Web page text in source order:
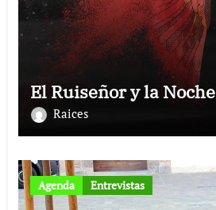
El Ruiseñor y la Noche
Raices
Agenda Entrevistas